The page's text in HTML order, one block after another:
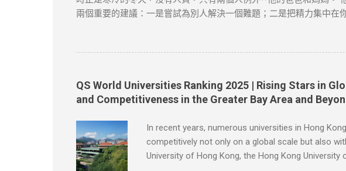
兩個重要的建議：一是嘗試為別人解決一個難題；二是把精力集中
從花園籬笆的一個特製的管子裡塞進來。假如你想穿著睡衣舒舒服
當達瑞為父親取報紙的時候，一個主意誕生了。當天他就按響鄰居
筆者及網站不對讀者閲讀前後的任何行爲負責。如有錯漏或任何問題
問題，請版權持有人與我們聯絡，我們會配合及作出適當安排，不便
QS World Universities Ranking 2025 | Rising Stars in
and Competitiveness in the Greater Bay Area and
In recent years, numerous universities in Hong
competitively not only on a global scale but also
University of Hong Kong, the Hong Kong University